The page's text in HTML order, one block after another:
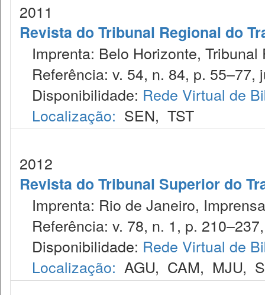
2011
Revista do Tribunal Regional do
Imprenta: Belo Horizonte,
Referência: v. 54, n. 84, p. 55–77,
Disponibilidade: Rede Virtual de
Localização: SEN, TST
2012
Revista do Tribunal Superior do
Imprenta: Rio de Janeiro,
Referência: v. 78, n. 1, p.
Disponibilidade: Rede Virtual de
Localização: AGU, CAM, MJU,